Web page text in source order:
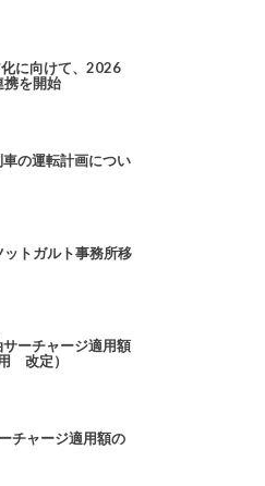
化に向けて、2026
を開始
の運転計画につい
トガルト事務所移
ーチャージ適用額
改定）
チャージ適用額の